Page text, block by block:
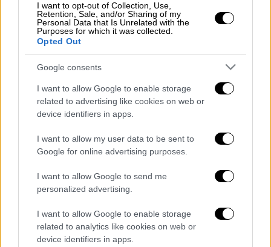
I want to opt-out of Collection, Use,
Retention, Sale, and/or Sharing of my
Personal Data that Is Unrelated with the
Purposes for which it was collected.
Opted Out
Google consents
I want to allow Google to enable storage
related to advertising like cookies on web or
device identifiers in apps.
I want to allow my user data to be sent to
Google for online advertising purposes.
I want to allow Google to send me
personalized advertising.
I want to allow Google to enable storage
related to analytics like cookies on web or
device identifiers in apps.
ψυχολογία μας δεν ήταν καλή. Η
προηγούμενη κυβέρνηση δεν στάθηκε δίπλα
στους αστυνομικούς». Και προσθέτει: «Δεν
κάλυψη».